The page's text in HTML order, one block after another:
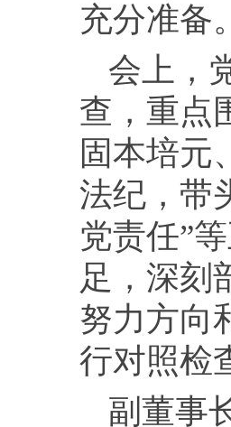
充分准备
会上，
查，重点
固本培元
法纪，带
党责任”
足，深刻
努力方向
行对照检
副董事